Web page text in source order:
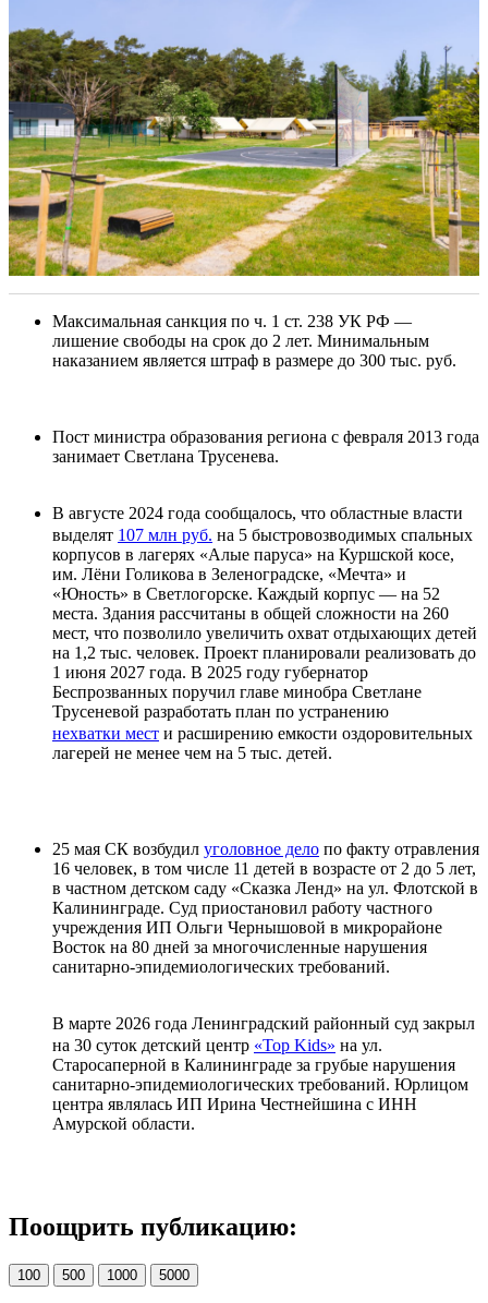
Максимальная санкция по ч. 1 ст. 238 УК РФ —
лишение свободы на срок до 2 лет. Минимальным
наказанием является штраф в размере до 300 тыс. руб.
Пост министра образования региона с февраля 2013 года
занимает Светлана Трусенева.
В августе 2024 года сообщалось, что областные власти
выделят 107 млн руб. на 5 быстровозводимых спальных
корпусов в лагерях «Алые паруса» на Куршской косе,
им. Лёни Голикова в Зеленоградске, «Мечта» и
«Юность» в Светлогорске. Каждый корпус — на 52
места. Здания рассчитаны в общей сложности на 260
мест, что позволило увеличить охват отдыхающих детей
на 1,2 тыс. человек. Проект планировали реализовать до
1 июня 2027 года. В 2025 году губернатор
Беспрозванных поручил главе минобра Светлане
Трусеневой разработать план по устранению
нехватки мест и расширению емкости оздоровительных
лагерей не менее чем на 5 тыс. детей.
25 мая СК возбудил уголовное дело по факту отравления
16 человек, в том числе 11 детей в возрасте от 2 до 5 лет,
в частном детском саду «Сказка Ленд» на ул. Флотской в
Калининграде. Суд приостановил работу частного
учреждения ИП Ольги Чернышовой в микрорайоне
Восток на 80 дней за многочисленные нарушения
санитарно-эпидемиологических требований.
В марте 2026 года Ленинградский районный суд закрыл
на 30 суток детский центр «Top Kids» на ул.
Старосаперной в Калининграде за грубые нарушения
санитарно-эпидемиологических требований. Юрлицом
центра являлась ИП Ирина Честнейшина с ИНН
Амурской области.
Поощрить публикацию:
100 500 1000 5000